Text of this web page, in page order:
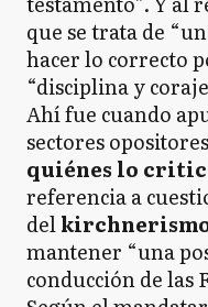
que se trata de
hacer lo correcto
“disciplina y
Ahí fue cuando
sectores
quiénes lo
referencia a
del
mantener “una
conducción de las